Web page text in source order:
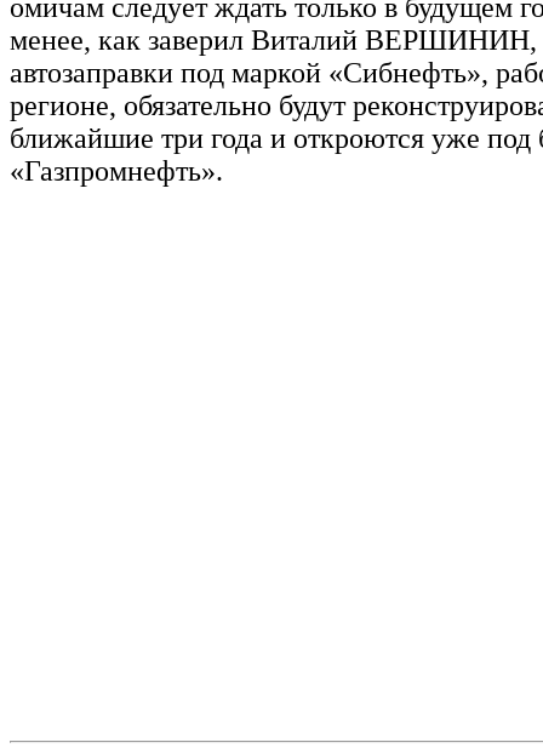
омичам следует ждать только в будущем
менее, как заверил Виталий ВЕРШИНИН,
автозаправки под маркой «Сибнефть»,
регионе, обязательно будут
ближайшие три года и откроются уже под
«Газпромнефть».